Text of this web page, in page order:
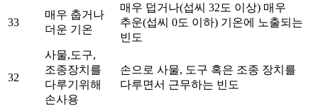
33
매우 춥거나
더운 기온
매우 덥거나(섭씨 32도 이상) 매우
추운(섭씨 0도 이하) 기온에 노출되는
빈도
32
사물,도구,
조종장치를
다루기위해
손사용
손으로 사물, 도구 혹은 조종 장치를
다루면서 근무하는 빈도